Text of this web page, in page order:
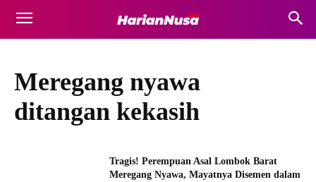
Meregang nyawa
ditangan kekasih
Tragis! Perempuan Asal Lombok Barat
Meregang Nyawa, Mayatnya Disemen dalam